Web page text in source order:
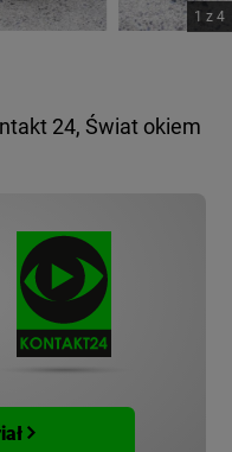
1 z 4
24, Świat okiem